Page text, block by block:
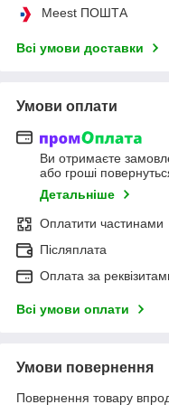
Meest ПОШТА
Всі умови доставки
Умови оплати
Ви отримаєте
або гроші
Детальніше
Оплатити частинами
Післяплата
Оплата за
Всі умови оплати
Умови повернення
Повернення товару